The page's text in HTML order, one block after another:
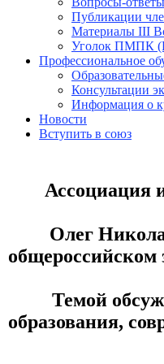
Публикации
Материалы III
Уголок ПМПК
Профессиональное
Консультации
Информация о
Новости
Вступить в союз
Ассоциация
Олег
общероссийском
Темой
образования,